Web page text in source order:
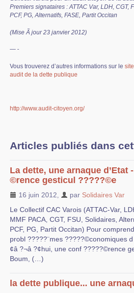
Mobilisations et luttes
Premiers signataires : ATTAC Var, LDH, CGT,
PCF, PG, Alternatifs, FASE, Partit Occitan
(Mise Ã jour 23 janvier 2012)
— -
Vous trouverez d’autres informations sur le
audit de la dette publique
http://www.audit-citoyen.org/
Articles publiés dans
La dette, une arnaque d’Etat
©rence gesticul ?????©e
16 juin 2012 par Solidaires Var
Le Collectif CAC Varois (ATTAC-Var,
MMF PACA, CGT, FSU, Solidaires,
PCF, PG, Partit Occitan) Pour
probl ?????¨mes ?????©conomiques
¢â ?¬â ?¢hui, une conf ?????©rence
Boum, (…)
la dette publique... une